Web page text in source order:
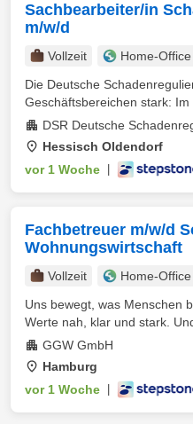
Sachbearbeiter/in
m/w/d
Vollzeit Home-Office
Die Deutsche
Geschäftsbereichen stark: Im
DSR Deutsche
Hessisch Oldendorf
vor 1 Woche
Fachbetreuer m/w/d
Wohnungswirtschaft
Vollzeit Home-Office
Uns bewegt, was Menschen
Werte nah, klar und stark.
GGW GmbH
Hamburg
vor 1 Woche